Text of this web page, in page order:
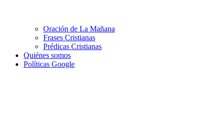
Oración de La Mañana
Frases Cristianas
Prédicas Cristianas
Quiénes somos
Políticas Google